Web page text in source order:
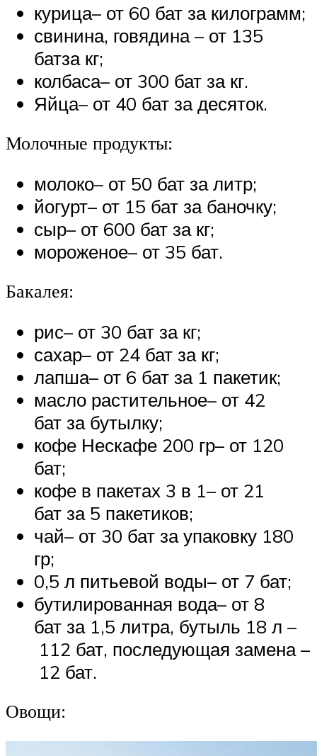
курица– от 60 бат за килограмм;
свинина, говядина – от 135
батза кг;
колбаса– от 300 бат за кг.
Яйца– от 40 бат за десяток.
Молочные продукты:
молоко– от 50 бат за литр;
йогурт– от 15 бат за баночку;
сыр– от 600 бат за кг;
мороженое– от 35 бат.
Бакалея:
рис– от 30 бат за кг;
сахар– от 24 бат за кг;
лапша– от 6 бат за 1 пакетик;
масло растительное– от 42
бат за бутылку;
кофе Нескафе 200 гр– от 120
бат;
кофе в пакетах 3 в 1– от 21
бат за 5 пакетиков;
чай– от 30 бат за упаковку 180
гр;
0,5 л питьевой воды– от 7 бат;
бутилированная вода– от 8
бат за 1,5 литра, бутыль 18 л –
112 бат, последующая замена –
12 бат.
Овощи: